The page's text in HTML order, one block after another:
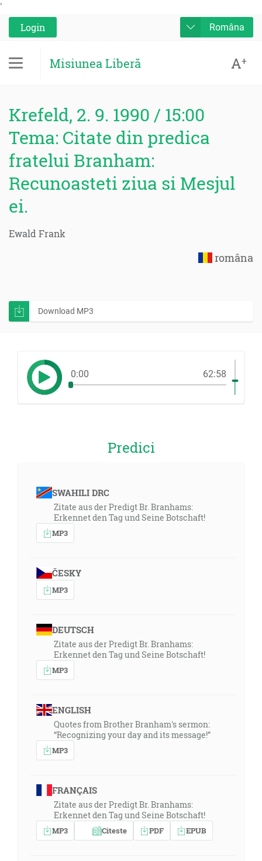
'
Login
Româna
Misiunea Liberă A+
Krefeld, 2. 9. 1990 / 15:00
Tema: Citate din predica
fratelui Branham:
Recunoasteti ziua si Mesjul
ei.
Ewald Frank
româna
Download MP3
0:00 62:58
Predici
SWAHILI DRC
Zitate aus der Predigt Br. Branhams:
Erkennet den Tag und Seine Botschaft!
MP3
ČESKY
MP3
DEUTSCH
Zitate aus der Predigt Br. Branhams:
Erkennet den Tag und Seine Botschaft!
MP3
ENGLISH
Quotes from Brother Branham's sermon:
“Recognizing your day and its message!”
MP3
FRANÇAIS
Zitate aus der Predigt Br. Branhams:
Erkennet den Tag und Seine Botschaft!
MP3 Citeste PDF EPUB